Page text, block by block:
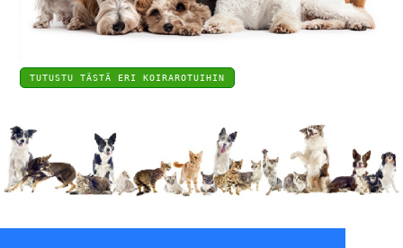
TUTUSTU TÄSTÄ ERI KOIRAROTUIHIN